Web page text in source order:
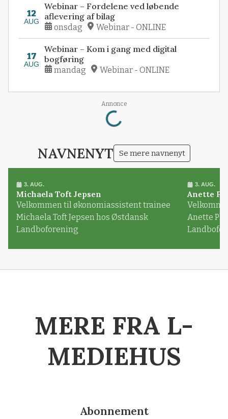
12
AUG
Webinar – Fordelene ved løbende
aflevering af bilag
onsdag Webinar - ONLINE
17
AUG
Webinar – Kom i gang med digital
bogføring
mandag Webinar - ONLINE
Annonce
Loading...
NAVNENYT Se mere navnenyt
3. AUG.
Michaela Toft Jepsen
Velkommen til økonomiassistent trainee
Michaela Toft Jepsen hos Østdansk
Landboforening
3. AUG.
Anette
Anette
MERE FRA L-
MEDIEHUS
Abonnement